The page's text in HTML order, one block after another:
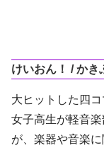
けいおん！ / かき
大ヒットした四コ
女子高生が軽音
が、楽器や音楽